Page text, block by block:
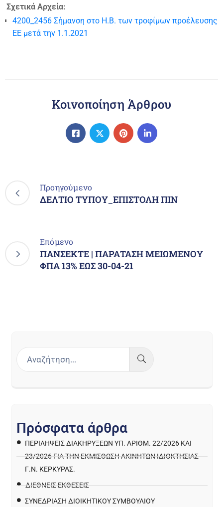
Σχετικά Αρχεία:
4200_2456 Σήμανση στο Η.Β. των τροφίμων προέλευσης
ΕΕ μετά την 1.1.2021
Κοινοποίηση Άρθρου
Προηγούμενο
ΔΕΛΤΙΟ ΤΥΠΟΥ_ΕΠΙΣΤΟΛΗ ΠΙΝ
Επόμενο
ΠΑΝΣΕΚΤΕ | ΠΑΡΑΤΑΣΗ ΜΕΙΩΜΕΝΟΥ
ΦΠΑ 13% ΕΩΣ 30-04-21
Πρόσφατα άρθρα
ΠΕΡΙΛΉΨΕΙΣ ΔΙΑΚΗΡΎΞΕΩΝ ΥΠ. ΑΡΙΘΜ. 22/2026 ΚΑΙ
23/2026 ΓΙΑ ΤΗΝ ΕΚΜΊΣΘΩΣΗ ΑΚΙΝΉΤΩΝ ΙΔΙΟΚΤΗΣΊΑΣ
Γ.Ν. ΚΈΡΚΥΡΑΣ.
ΔΙΕΘΝΕΙΣ ΕΚΘΕΣΕΙΣ
ΣΥΝΕΔΡΙΑΣΗ ΔΙΟΙΚΗΤΙΚΟΥ ΣΥΜΒΟΥΛΙΟΥ